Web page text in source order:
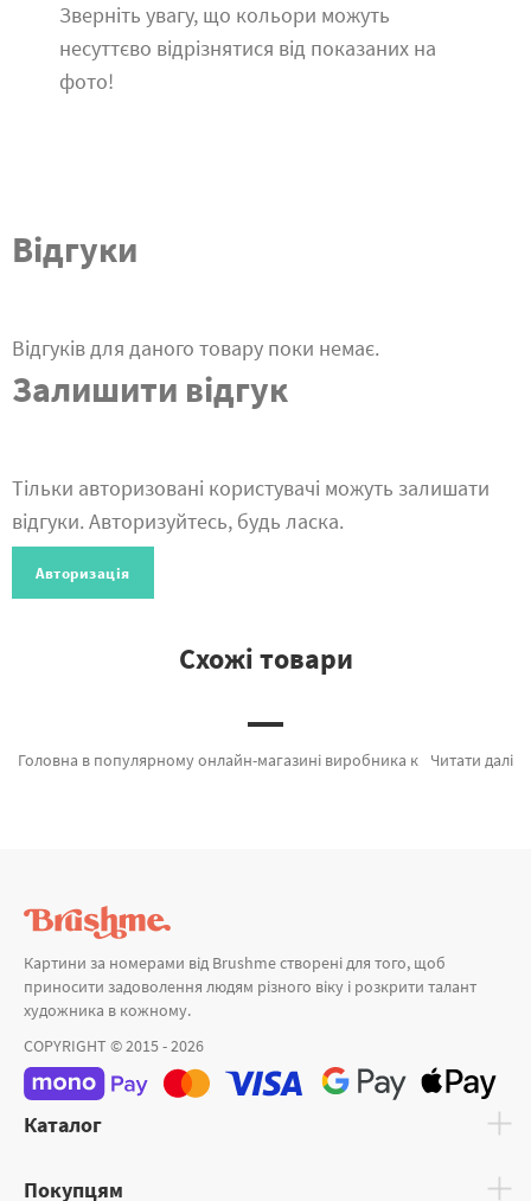
Зверніть увагу, що кольори можуть
несуттєво відрізнятися від показаних на
фото!
Відгуки
Відгуків для даного товару поки немає.
Залишити відгук
Тільки авторизовані користувачі можуть залишати
відгуки. Авторизуйтесь, будь ласка.
Авторизація
Схожі товари
Читати далі
Головна в популярному онлайн-магазині виробника картин за номерами brushme.com.ua. В даному місці є можливість підібрати Картина за номерами Внутрішній демон від кращого виробника Brushme який порадує унікальністю. Весь асортимент лінійки «» ідеально підходить для подарунка. Вулиця квітів, Золото півоній и Ангельський сад а также великий вибір продукції за хорошими цінами. При покупці Алмазні картини або картина за номерами кошенята, швидка доставка Нікополь або інші міста. Дракон разом з картини за номерами алмазами оформляйте замовлення прямо зараз!
Картини за номерами від Brushme створені для того, щоб
приносити задоволення людям різного віку і розкрити талант
художника в кожному.
COPYRIGHT © 2015 - 2026
Каталог
Покупцям